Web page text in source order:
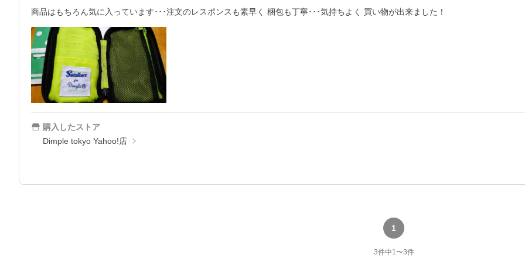
商品はもちろん気に入っています･･･注文のレスポンスも素早く 梱包も丁寧･･･気持ちよく 買い物が出来ました！
購入したストア
Dimple tokyo Yahoo!店
1
3件中1〜3件